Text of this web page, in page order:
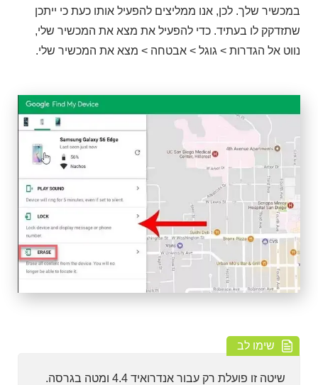
במכשיר שלך. לכן, אנו ממליצים להפעיל אותו כעת כי ייתכן
שתזדקק לו בעתיד. כדי להפעיל את מצא את המכשיר שלי,
נווט אל הגדרות > גוגל > אבטחה > מצא את המכשיר שלי.
שימו לב
שיטה זו פועלת רק עבור אנדרואיד 4.4 ומטה בגרסה.